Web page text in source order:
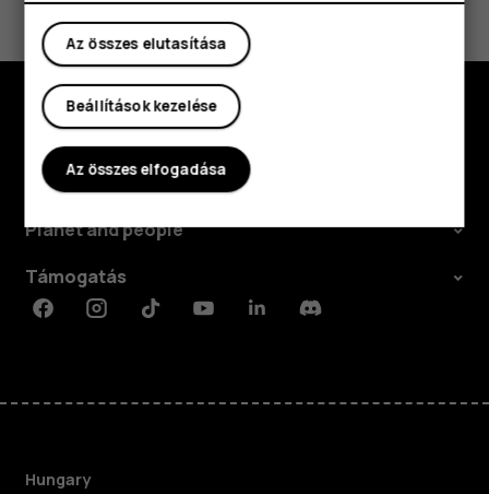
Igen Nem
Fedezd fel
Rólunk
Planet and people
Támogatás
FacebookInstagramTiktokYoutubeLinkedinDiscord
Hungary
Az összes elutasítása
Beállítások kezelése
Az összes elfogadása